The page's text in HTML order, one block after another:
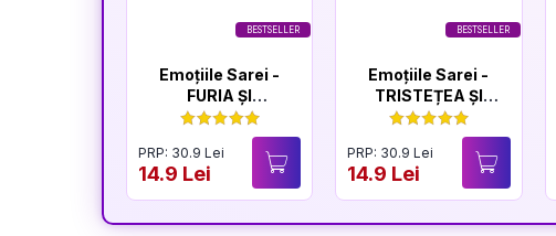
BESTSELLER
Emoțiile Sarei -
FURIA ȘI
LINIȘTEA
PRP: 30.9 Lei
14.9 Lei
BESTSELLER
Emoțiile Sarei -
TRISTEȚEA ȘI
BUCURIA
PRP: 30.9 Lei
14.9 Lei